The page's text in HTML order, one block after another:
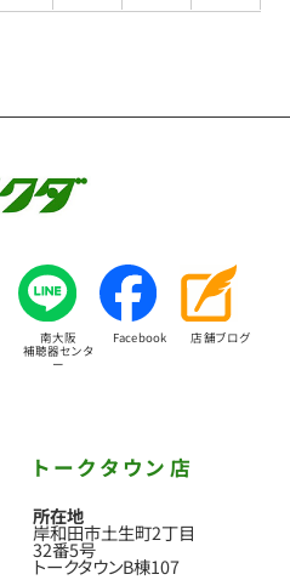
南大阪
補聴器センタ
ー
Facebook 店舗ブログ
トークタウン店
所在地
岸和田市土生町2丁目
32番5号
トークタウンB棟107